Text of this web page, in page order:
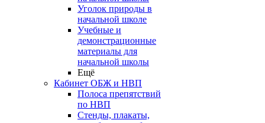
Уголок природы в
начальной школе
Учебные и
демонстрационные
материалы для
начальной школы
Ещё
Кабинет ОБЖ и НВП
Полоса препятствий
по НВП
Стенды, плакаты,